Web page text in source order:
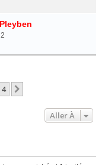
4
Aller À